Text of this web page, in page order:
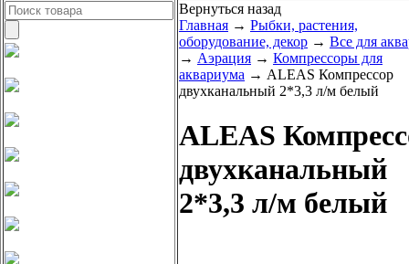
Вернуться назад
Главная → Рыбки, растения,
оборудование, декор → Все для
→ Аэрация → Компрессоры для
аквариума → ALEAS Компрессор
двухканальный 2*3,3 л/м белый
ALEAS
двухканальный
2*3,3 л/м белый